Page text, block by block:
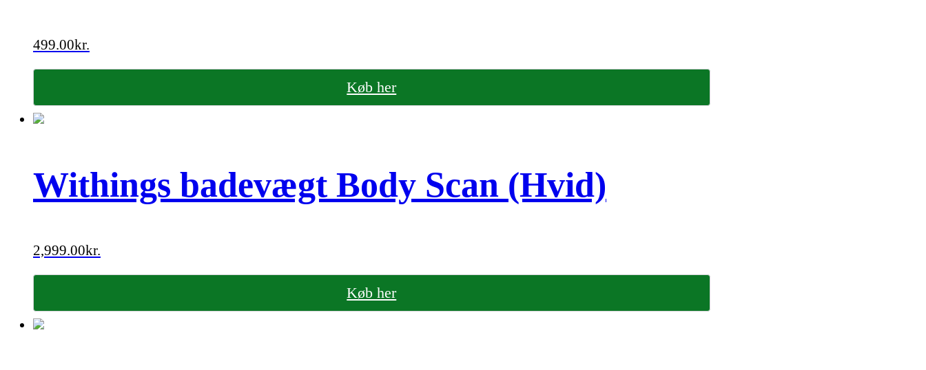
499.00kr.
Køb her
Withings badevægt Body Scan (Hvid)
2,999.00kr.
Køb her